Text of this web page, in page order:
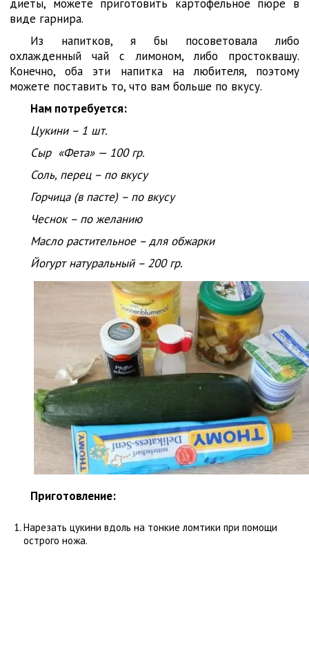
диеты, можете приготовить картофельное пюре в
виде гарнира.
Из напитков, я бы посоветовала либо
охлажденный чай с лимоном, либо простоквашу.
Конечно, оба эти напитка на любителя, поэтому
можете поставить то, что вам больше по вкусу.
Нам потребуется:
Цукини – 1 шт.
Сыр «Фета» — 100 гр.
Соль, перец – по вкусу
Горчица (в пасте) – по вкусу
Чеснок – по желанию
Масло растительное – для обжарки
Йогурт натуральный – 200 гр.
Приготовление:
Нарезать цукини вдоль на тонкие ломтики при помощи
острого ножа.